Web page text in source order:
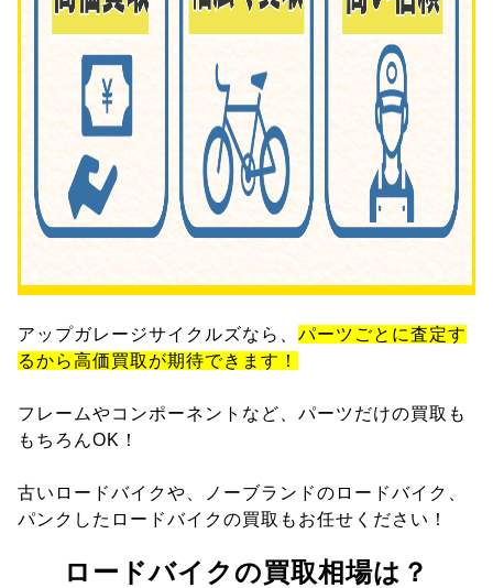
アップガレージサイクルズなら、 パーツごとに査定す
るから高価買取が期待できます！
フレームやコンポーネントなど、パーツだけの買取も
もちろんOK！
古いロードバイクや、ノーブランドのロードバイク、
パンクしたロードバイクの買取もお任せください！
ロードバイクの買取相場は？